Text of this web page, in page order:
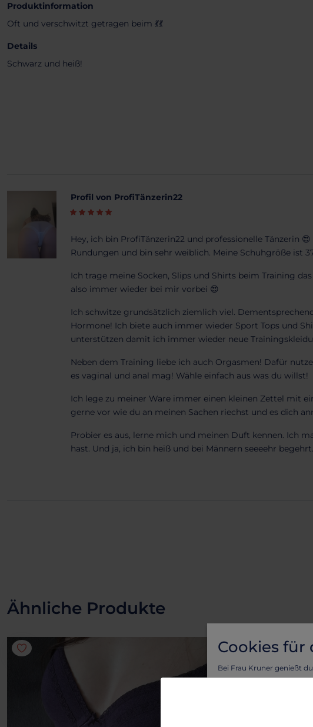
Produktinformation
Oft und verschwitzt getragen beim 💃💃
Details
Schwarz und heiß!
Profil von ProfiTänzerin22
Hey, ich bin ProfiTänzerin22 und professionelle Tänzerin
Rundungen und bin sehr weiblich. Meine Schuhgröße ist
Ich trage meine Socken, Slips und Shirts beim Training
also immer wieder bei mir vorbei 😍
Ich schwitze grundsätzlich ziemlich viel.
Hormone! Ich biete auch immer wieder Sport Tops und
unterstützen damit ich immer wieder neue
Neben dem Training liebe ich auch Orgasmen! Dafür
es vaginal und anal mag! Wähle einfach aus was du willst!
Ich lege zu meiner Ware immer einen kleinen Zettel mit
gerne vor wie du an meinen Sachen riechst und es dich
Probier es aus, lerne mich und meinen Duft kennen. Ich
hast. Und ja, ich bin heiß und bei Männern seeeehr begehrt.
Ähnliche Produkte
Cookies für
Bei Frau Kruner genießt
Lass dich von Frau